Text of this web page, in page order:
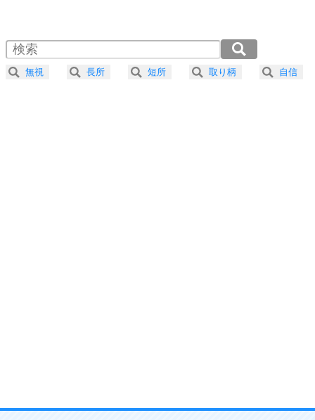
4 器の大きい人は、怒りを優しさで表現する。
プラス思考
ことが大切。
2.0倍速 （297KB 1分15秒）
2.5倍速 （238KB 1分0秒）
3.0倍速 （198KB 50秒）
無視 長所 短所 取り柄 自信